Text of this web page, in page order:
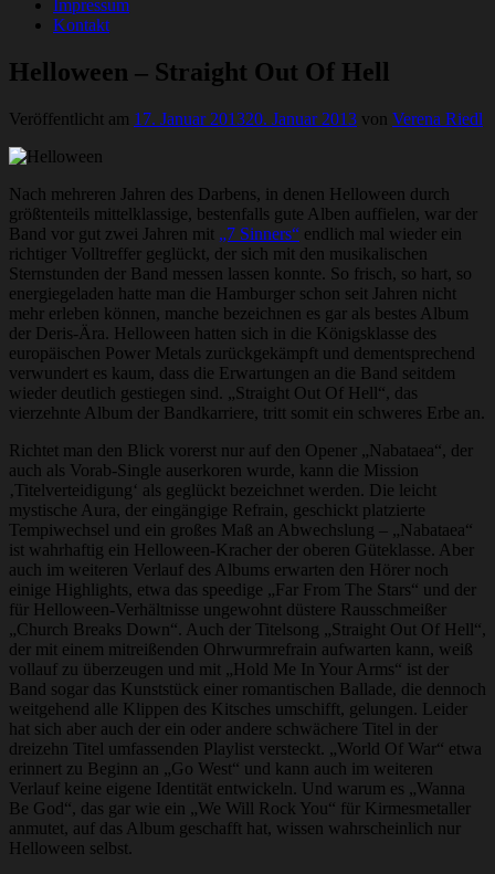
Impressum
Kontakt
Helloween – Straight Out Of Hell
Veröffentlicht am 17. Januar 201320. Januar 2013 von Verena Riedl
Nach mehreren Jahren des Darbens, in denen Helloween durch
größtenteils mittelklassige, bestenfalls gute Alben auffielen, war der
Band vor gut zwei Jahren mit „7 Sinners“ endlich mal wieder ein
richtiger Volltreffer geglückt, der sich mit den musikalischen
Sternstunden der Band messen lassen konnte. So frisch, so hart, so
energiegeladen hatte man die Hamburger schon seit Jahren nicht
mehr erleben können, manche bezeichnen es gar als bestes Album
der Deris-Ära. Helloween hatten sich in die Königsklasse des
europäischen Power Metals zurückgekämpft und dementsprechend
verwundert es kaum, dass die Erwartungen an die Band seitdem
wieder deutlich gestiegen sind. „Straight Out Of Hell“, das
vierzehnte Album der Bandkarriere, tritt somit ein schweres Erbe an.
Richtet man den Blick vorerst nur auf den Opener „Nabataea“, der
auch als Vorab-Single auserkoren wurde, kann die Mission
‚Titelverteidigung‘ als geglückt bezeichnet werden. Die leicht
mystische Aura, der eingängige Refrain, geschickt platzierte
Tempiwechsel und ein großes Maß an Abwechslung – „Nabataea“
ist wahrhaftig ein Helloween-Kracher der oberen Güteklasse. Aber
auch im weiteren Verlauf des Albums erwarten den Hörer noch
einige Highlights, etwa das speedige „Far From The Stars“ und der
für Helloween-Verhältnisse ungewohnt düstere Rausschmeißer
„Church Breaks Down“. Auch der Titelsong „Straight Out Of Hell“,
der mit einem mitreißenden Ohrwurmrefrain aufwarten kann, weiß
vollauf zu überzeugen und mit „Hold Me In Your Arms“ ist der
Band sogar das Kunststück einer romantischen Ballade, die dennoch
weitgehend alle Klippen des Kitsches umschifft, gelungen. Leider
hat sich aber auch der ein oder andere schwächere Titel in der
dreizehn Titel umfassenden Playlist versteckt. „World Of War“ etwa
erinnert zu Beginn an „Go West“ und kann auch im weiteren
Verlauf keine eigene Identität entwickeln. Und warum es „Wanna
Be God“, das gar wie ein „We Will Rock You“ für Kirmesmetaller
anmutet, auf das Album geschafft hat, wissen wahrscheinlich nur
Helloween selbst.